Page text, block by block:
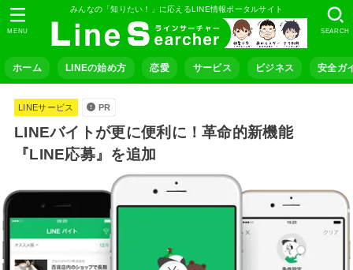
みんなの「知りたい！」に応えるLINE情報ポータルサイト
ホーム LINEの始め方 恋愛 サービス ビジネス 安全ガ
SEARCH
MENU
LINEサービス PR
LINEバイトが更に便利に！革命的新機能
『LINE応募』を追加